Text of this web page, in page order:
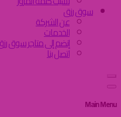
سوق رزق
عن الشركة
الخدمات
إنضم إلى متاجر سوق
اتصل بنا
Main Menu